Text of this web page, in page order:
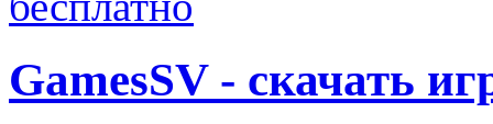
GamesSV - скачать